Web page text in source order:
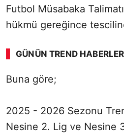
Futbol Müsabaka
hükmü gereğince
GÜNÜN TREND
00:02 / 08:15
Buna göre;
2025 - 2026 Sezonu
Nesine 2. Lig ve Nesine